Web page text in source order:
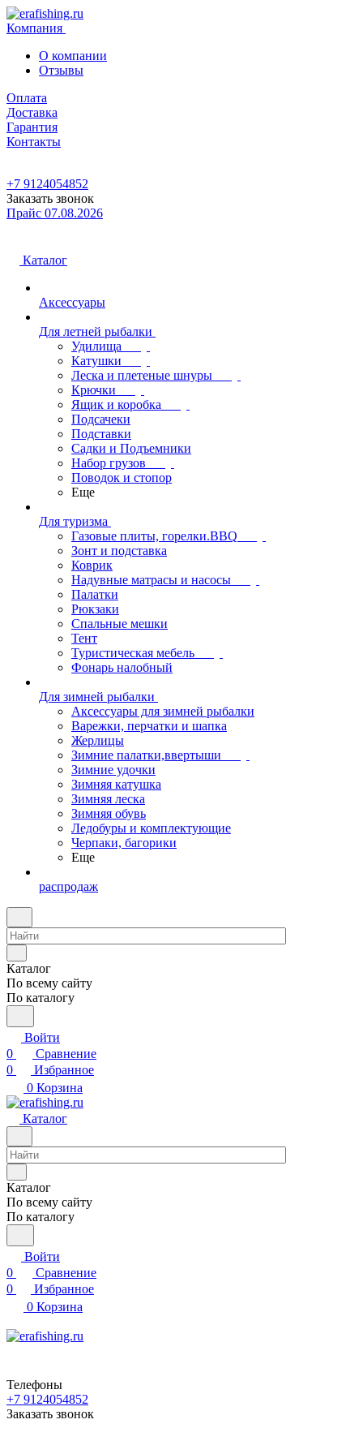
Компания
О компании
Отзывы
Оплата
Доставка
Гарантия
Контакты
+7 9124054852
Заказать звонок
Прайс 07.08.2026
Каталог
Аксессуары
Для летней рыбалки
Удилища
Катушки
Леска и плетеные шнуры
Крючки
Ящик и коробка
Подсачеки
Подставки
Садки и Подъемники
Набор грузов
Поводок и стопор
Еще
Для туризма
Газовые плиты, горелки.BBQ
Зонт и подставка
Коврик
Надувные матрасы и насосы
Палатки
Рюкзаки
Спальные мешки
Тент
Туристическая мебель
Фонарь налобный
Для зимней рыбалки
Аксессуары для зимней рыбалки
Варежки, перчатки и шапка
Жерлицы
Зимние палатки,ввертыши
Зимние удочки
Зимняя катушка
Зимняя леска
Зимняя обувь
Ледобуры и комплектующие
Черпаки, багорики
Еще
распродаж
Каталог
По всему сайту
По каталогу
Войти
0
Сравнение
0
Избранное
0 Корзина
Каталог
Каталог
По всему сайту
По каталогу
Войти
0
Сравнение
0
Избранное
0 Корзина
Телефоны
+7 9124054852
Заказать звонок